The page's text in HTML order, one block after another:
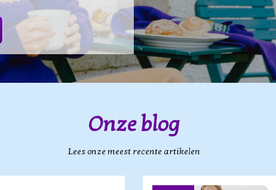
Onze blog
Lees onze meest recente artikelen